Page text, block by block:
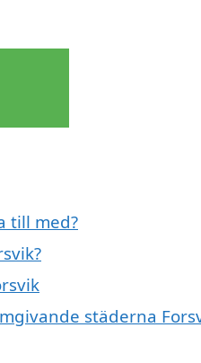
till med?
städerna